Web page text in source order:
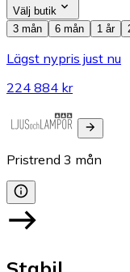
Välj butik
3 mån
6 mån 1 år
Lägst nypris just nu
224 884 kr
Pristrend 3 mån